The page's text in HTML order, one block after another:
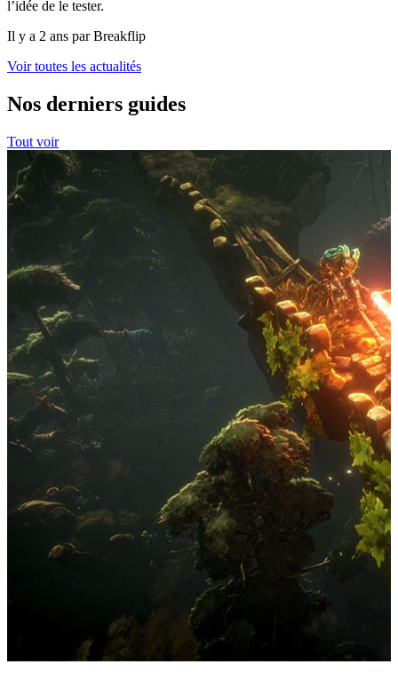
l’idée de le tester.
Il y a 2 ans par Breakflip
Voir toutes les actualités
Nos derniers guides
Tout voir